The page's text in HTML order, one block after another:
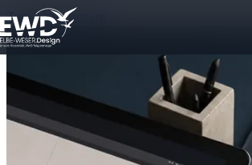
Zum Inhalt springen